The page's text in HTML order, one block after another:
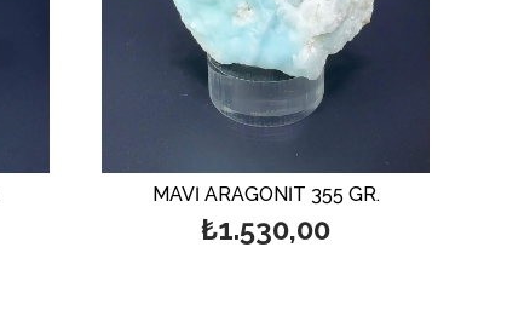
MAVİ ARAGONİT 355 GR.
₺1.530,00